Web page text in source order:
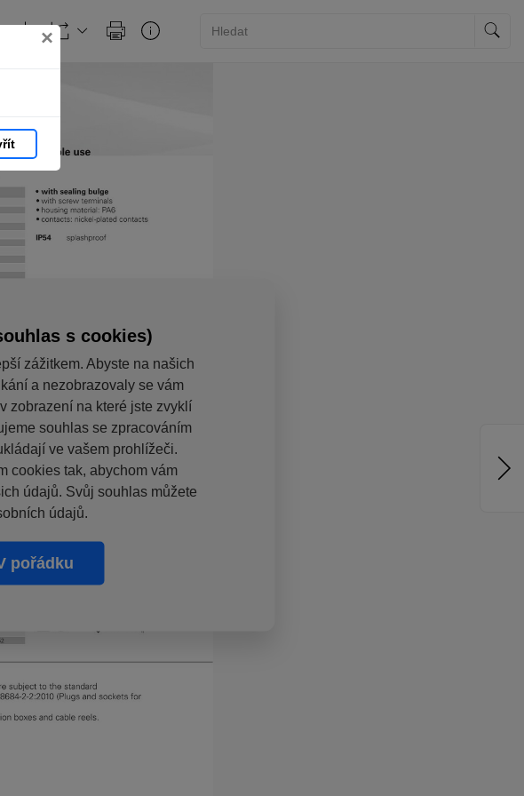
×
s cookies)
zážitkem. Abyste na našich
a nezobrazovaly se vám
zobrazení na které jste zvyklí
souhlas se zpracováním
ve vašem prohlížeči.
cookies tak, abychom vám
údajů. Svůj souhlas můžete
údajů.
pořádku